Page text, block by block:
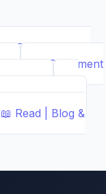
Attorney-
📄 Document
📊
Calculator
📖 Read | Blog &